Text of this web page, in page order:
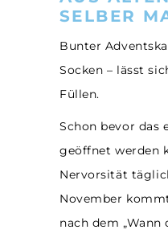
SELBER
Bunter
Socken – lässt
Füllen.
Schon bevor das
geöffnet werden
Nervorsität
November
nach dem